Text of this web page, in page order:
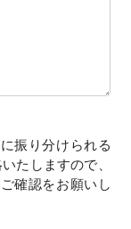
振り分けられる
たしますので、
確認をお願いし